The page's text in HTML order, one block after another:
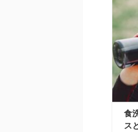
ど
ス
な
ぁ
た
っ
食
ス